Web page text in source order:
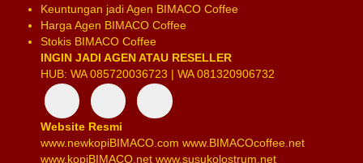
Keuntungan jadi Agen BIMACO Coffee
Harga Agen BIMACO Coffee
Stokis BIMACO Coffee
INGIN JADI AGEN ATAU RESELLER
HUB: WA 085720036723 | WA 081320906732
Website Resmi
www.newkopiBIMACO.com www.BIMACOcoffee.net
www.kopiBIMACO.net www.susukolostrum.net